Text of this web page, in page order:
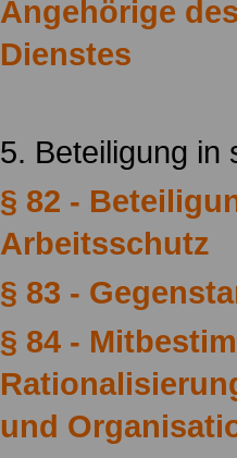
Angehörige
Dienstes
5. Beteiligung
§ 82 -
Arbeitsschutz
§ 83 -
§ 84 -
und